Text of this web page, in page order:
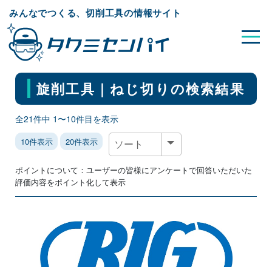
みんなでつくる、切削工具の情報サイト
旋削工具｜ねじ切り の検索結果
全21件中 1〜10件目を表示
10件表示 20件表示
ポイントについて：ユーザーの皆様にアンケートで回答いただいた
評価内容をポイント化して表示